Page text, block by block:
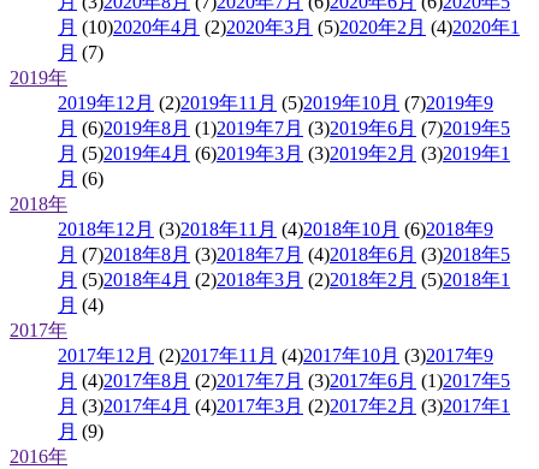
月 (10)2020年4月 (2)2020年3月 (5)2020年2月 (4)2020年1
月 (7)
2019年
2019年12月 (2)2019年11月 (5)2019年10月 (7)2019年9
月 (6)2019年8月 (1)2019年7月 (3)2019年6月 (7)2019年5
月 (5)2019年4月 (6)2019年3月 (3)2019年2月 (3)2019年1
月 (6)
2018年
2018年12月 (3)2018年11月 (4)2018年10月 (6)2018年9
月 (7)2018年8月 (3)2018年7月 (4)2018年6月 (3)2018年5
月 (5)2018年4月 (2)2018年3月 (2)2018年2月 (5)2018年1
月 (4)
2017年
2017年12月 (2)2017年11月 (4)2017年10月 (3)2017年9
月 (4)2017年8月 (2)2017年7月 (3)2017年6月 (1)2017年5
月 (3)2017年4月 (4)2017年3月 (2)2017年2月 (3)2017年1
月 (9)
2016年